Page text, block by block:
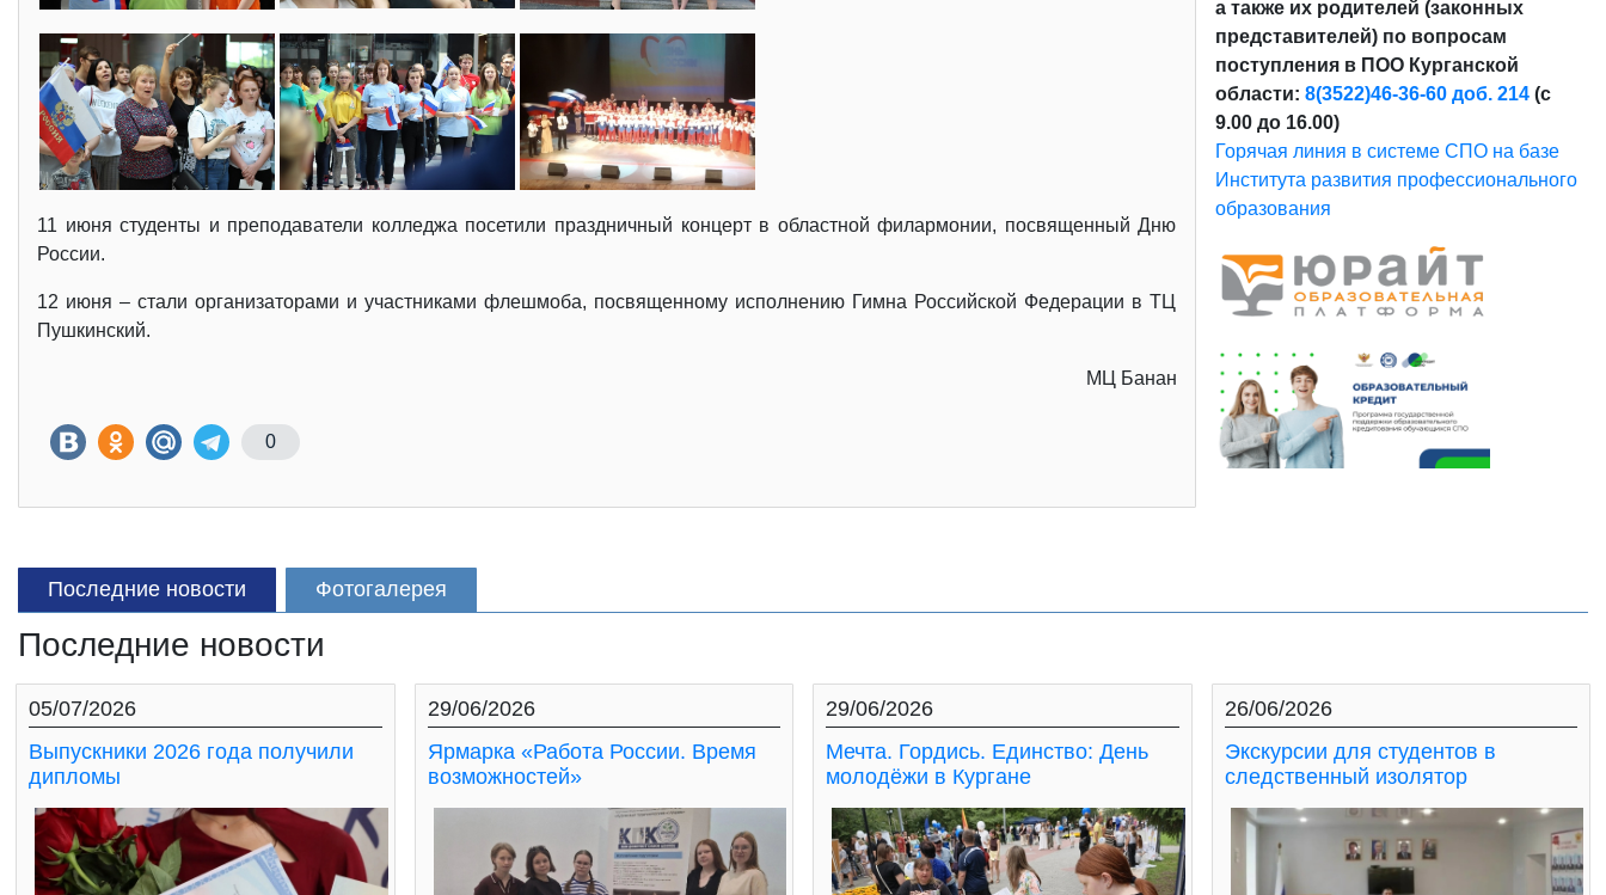
11 июня студенты и преподаватели колледжа посетили праздничный концерт в областной филармонии, посвященный Дню
России.
12 июня – стали организаторами и участниками флешмоба, посвященному исполнению Гимна Российской Федерации в ТЦ
Пушкинский.
МЦ Банан
0
а также их родителей (законных
представителей) по вопросам
поступления в ПОО Курганской
области: 8(3522)46-36-60 доб. 214(с
9.00 до 16.00)
Горячая линия в системе СПО на базе
Института развития профессионального
образования
Последние новости Фотогалерея
Последние новости
05/07/2026
Выпускники 2026 года получили
дипломы
29/06/2026
Ярмарка «Работа России. Время
возможностей»
29/06/2026
Мечта. Гордись. Единство: День
молодёжи в Кургане
26/06/2026
Экскурсии для студентов в
следственный изолятор